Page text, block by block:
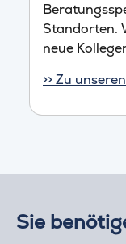
Standorten.
neue
>> Zu
Sie